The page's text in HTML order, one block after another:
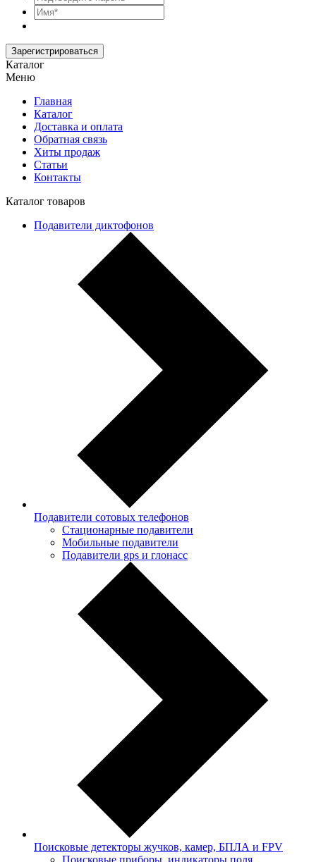
Зарегистрироваться
Каталог
Меню
Главная
Каталог
Доставка и оплата
Обратная связь
Хиты продаж
Статьи
Контакты
Каталог товаров
Подавители диктофонов
Подавители сотовых телефонов
Стационарные подавители
Мобильные подавители
Подавители gps и глонасс
Поисковые детекторы жучков, камер, БПЛА и FPV
Поисковые приборы, индикаторы поля